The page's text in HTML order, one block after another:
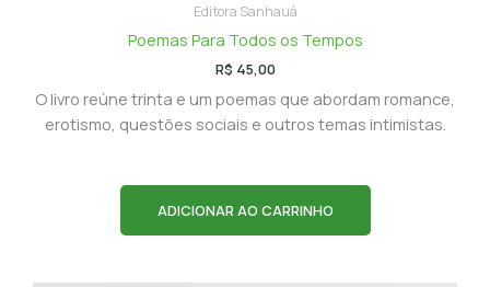
Editora Sanhauá
Poemas Para Todos os Tempos
R$ 45,00
O livro reúne trinta e um poemas que abordam romance,
erotismo, questões sociais e outros temas intimistas.
ADICIONAR AO CARRINHO